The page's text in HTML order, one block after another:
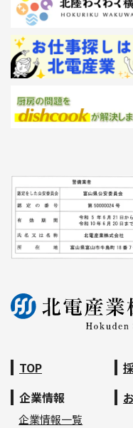
TOP
企業情報
企業情報一覧